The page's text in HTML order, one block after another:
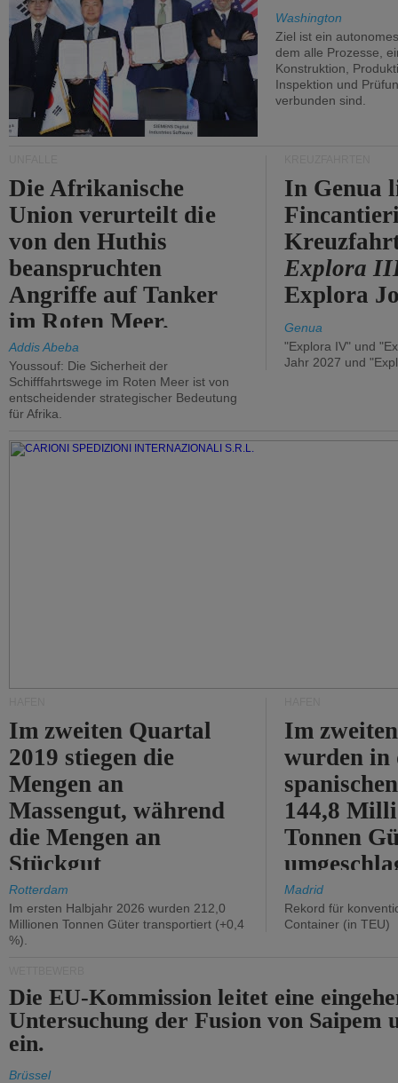
Washington
Ziel ist ein
dem alle Prozesse,
Konstruktion,
Inspektion und
verbunden sind.
Die Afrikanische
Union verurteilt die
von den Huthis
beanspruchten
Angriffe auf Tanker
im Roten Meer.
Addis Abeba
Youssouf: Die Sicherheit der
Schifffahrtswege im Roten Meer ist von
entscheidender strategischer Bedeutung
für Afrika.
In Genua
Explora
Explora
Genua
"Explora IV" und
Jahr 2027 und
Im zweiten Quartal
2019 stiegen die
Mengen an
Massengut, während
die Mengen an
Stückgut
zurückgingen.
Rotterdam
Im ersten Halbjahr 2026 wurden 212,0
Millionen Tonnen Güter transportiert (+0,4
%).
Im
wurden in
144,8
Tonnen
%).
Madrid
Rekord für
Container (in TEU)
Die EU-Kommission leitet eine
Untersuchung der Fusion von Saipem
ein.
Brüssel